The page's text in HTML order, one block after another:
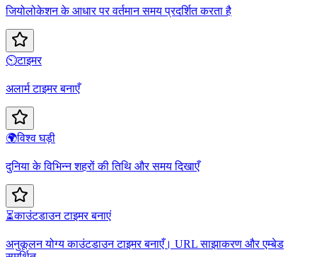
जियोलोकेशन के आधार पर वर्तमान समय प्रदर्शित करता है
⏲️टाइमर
अलार्म टाइमर बनाएँ
🌍विश्व घड़ी
दुनिया के विभिन्न शहरों की तिथि और समय दिखाएँ
⏳काउंटडाउन टाइमर बनाएं
अनुकूलन योग्य काउंटडाउन टाइमर बनाएँ। URL साझाकरण और एम्बेड